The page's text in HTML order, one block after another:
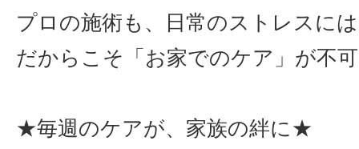
プロの施術も、日常のストレスに
だからこそ「お家でのケア」が不
★毎週のケアが、家族の絆に★